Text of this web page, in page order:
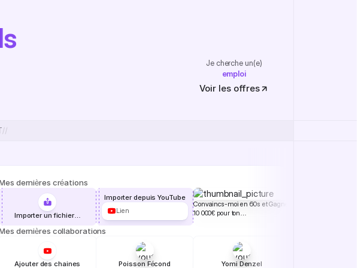
Je cherche un(e)
projet
emploi
stage ou alternance
Voir les offres
dernières créations
Importer un fichier…
Importer depuis YouTube
Lien
Convaincs-moi en 60s et Gagne
10 000€ pour ton…
dernières collaborations
Ajouter des chaines Poisson Fécond Yomi Denzel